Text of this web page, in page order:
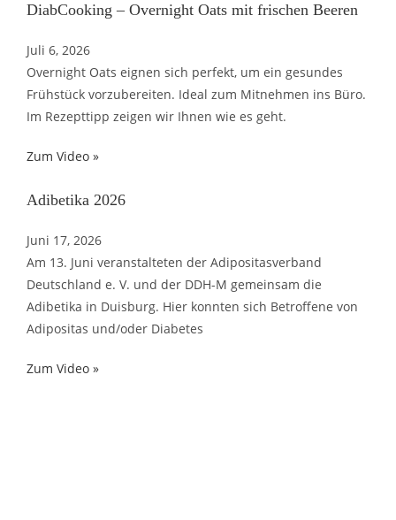
DiabCooking – Overnight Oats mit frischen Beeren
Juli 6, 2026
Overnight Oats eignen sich perfekt, um ein gesundes
Frühstück vorzubereiten. Ideal zum Mitnehmen ins Büro.
Im Rezepttipp zeigen wir Ihnen wie es geht.
Zum Video »
Adibetika 2026
Juni 17, 2026
Am 13. Juni veranstalteten der Adipositasverband
Deutschland e. V. und der DDH-M gemeinsam die
Adibetika in Duisburg. Hier konnten sich Betroffene von
Adipositas und/oder Diabetes
Zum Video »